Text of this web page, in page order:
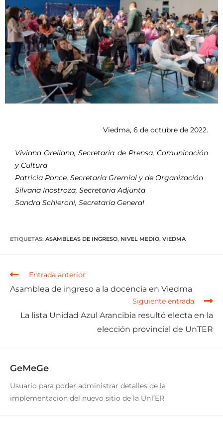
Viedma, 6 de octubre de 2022.
Viviana Orellano, Secretaria de Prensa, Comunicación
y Cultura
Patricia Ponce, Secretaria Gremial y de Organización
Silvana Inostroza, Secretaria Adjunta
Sandra Schieroni, Secretaria General
ETIQUETAS: ASAMBLEAS DE INGRESO, NIVEL MEDIO, VIEDMA
Entrada anterior
Asamblea de ingreso a la docencia en Viedma
Siguiente entrada
La lista Unidad Azul Arancibia resultó electa en la
elección provincial de UnTER
GeMeGe
Usuario para poder administrar detalles de la
implementacion del nuevo sitio de la UnTER